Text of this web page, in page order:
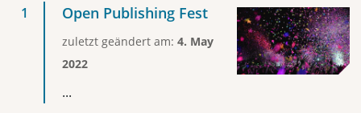
Open Publishing Fest
zuletzt geändert am: 4. May
2022
...